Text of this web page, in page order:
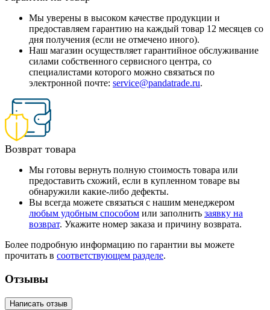
Мы уверены в высоком качестве продукции и
предоставляем гарантию на каждый товар 12 месяцев со
дня получения (если не отмечено иного).
Наш магазин осуществляет гарантийное обслуживание
силами собственного сервисного центра, со
специалистами которого можно связаться по
электронной почте: service@pandatrade.ru.
Возврат товара
Мы готовы вернуть полную стоимость товара или
предоставить схожий, если в купленном товаре вы
обнаружили какие-либо дефекты.
Вы всегда можете связаться с нашим менеджером
любым удобным способом или заполнить заявку на
возврат. Укажите номер заказа и причину возврата.
Более подробную информацию по гарантии вы можете
прочитать в соответствующем разделе.
Отзывы
Написать отзыв